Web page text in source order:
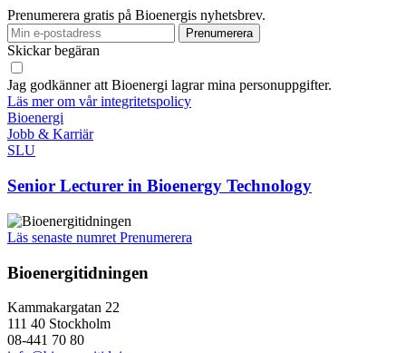
Prenumerera gratis på Bioenergis nyhetsbrev.
Skickar begäran
Jag godkänner att Bioenergi lagrar mina personuppgifter.
Läs mer om vår integritetspolicy
Bioenergi
Jobb & Karriär
SLU
Senior Lecturer in Bioenergy Technology
Läs senaste numret Prenumerera
Bioenergitidningen
Kammakargatan 22
111 40 Stockholm
08-441 70 80